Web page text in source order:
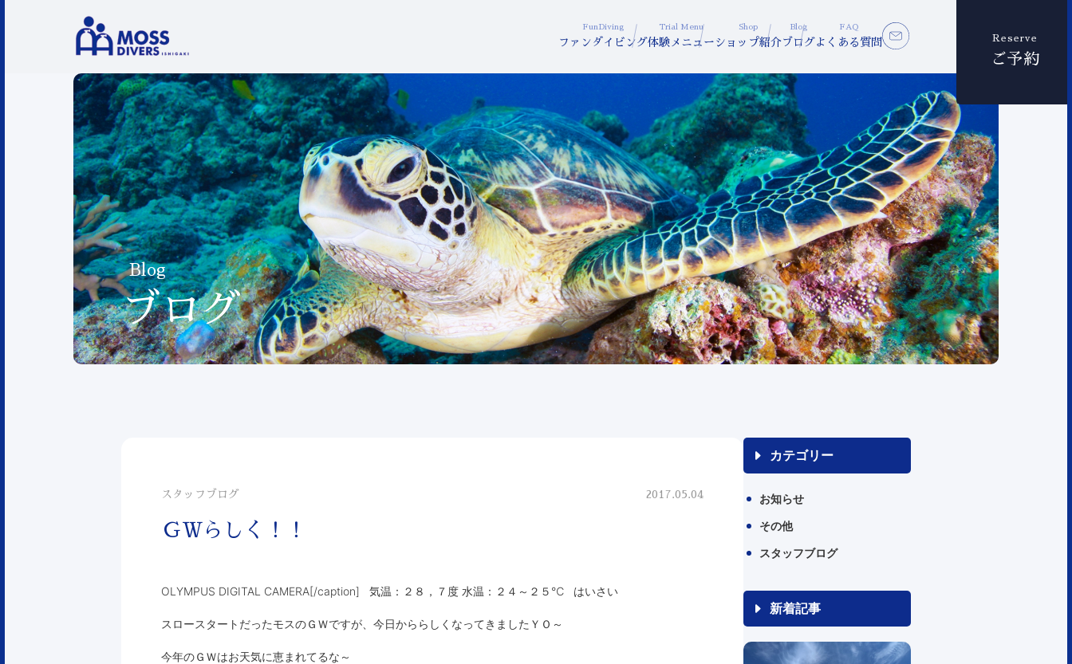
FunDiving
ファンダイビング
Trial Menu
体験メニュー
Shop
ショップ紹介
Blog
ブログ
FAQ
よくある質問 Reserve
ご予約
Blog
ブログ
スタッフブログ 2017.05.04
ＧＷらしく！！
OLYMPUS DIGITAL CAMERA[/caption] 気温：２８，７度 水温：２４～２５℃ はいさい
スロースタートだったモスのＧＷですが、今日かららしくなってきましたＹＯ～
今年のＧＷはお天気に恵まれてるな～
カテゴリー
お知らせ
その他
スタッフブログ
新着記事